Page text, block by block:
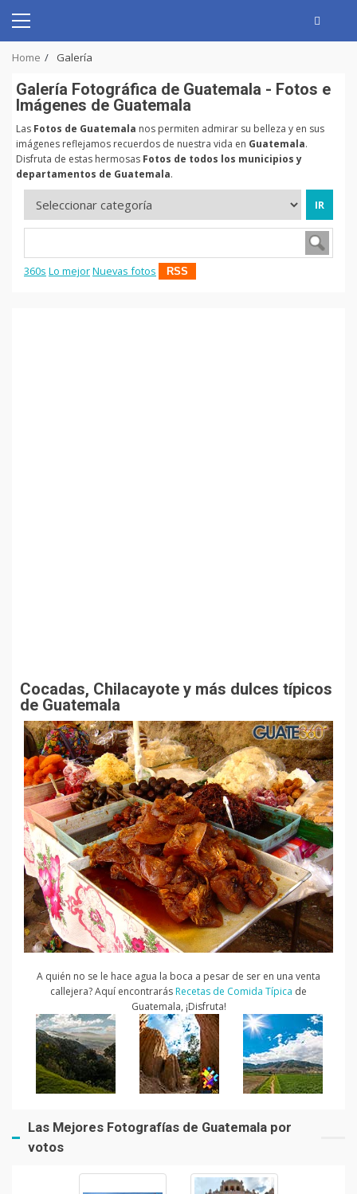
content
Primary
Home Galería
Galerí­a Fotográfica de Guatemala - Fotos e
Imágenes de Guatemala
Las Fotos de Guatemala nos permiten admirar su belleza y en sus
imágenes reflejamos recuerdos de nuestra vida en Guatemala.
Disfruta de estas hermosas Fotos de todos los municipios y
departamentos de Guatemala.
360s Lo mejorNuevas fotos RSS
Cocadas, Chilacayote y más dulces típicos
de Guatemala
A quién no se le hace agua la boca a pesar de ser en una venta
callejera? Aquí encontrarásRecetas de Comida Típica de
Guatemala, ¡Disfruta!
Las Mejores Fotografías de Guatemala por
votos